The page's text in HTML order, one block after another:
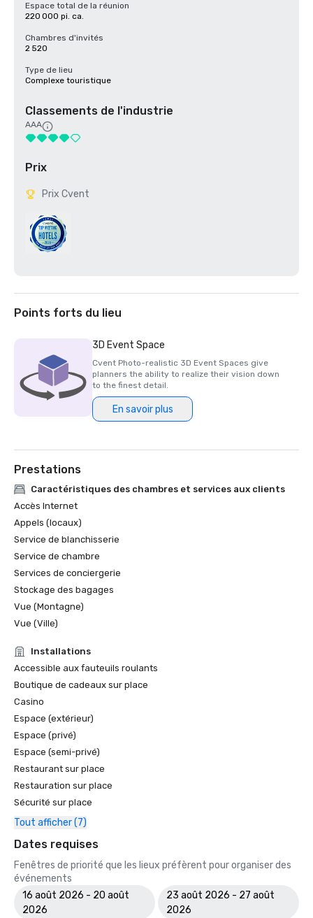
Espace total de la réunion
220 000 pi. ca.
Chambres d'invités
2 520
Type de lieu
Complexe touristique
Classements de l'industrie
AAA
Prix
Prix Cvent
Points forts du lieu
3D Event Space
Cvent Photo-realistic 3D Event Spaces give
planners the ability to realize their vision down
to the finest detail.
En savoir plus
Prestations
Caractéristiques des chambres et services aux clients
Accès Internet
Appels (locaux)
Service de blanchisserie
Service de chambre
Services de conciergerie
Stockage des bagages
Vue (Montagne)
Vue (Ville)
Installations
Accessible aux fauteuils roulants
Boutique de cadeaux sur place
Casino
Espace (extérieur)
Espace (privé)
Espace (semi-privé)
Restaurant sur place
Restauration sur place
Sécurité sur place
Tout afficher (7)
Dates requises
Fenêtres de priorité que les lieux préfèrent pour organiser des
événements
16 août 2026 - 20 août
2026
23 août 2026 - 27 août
2026